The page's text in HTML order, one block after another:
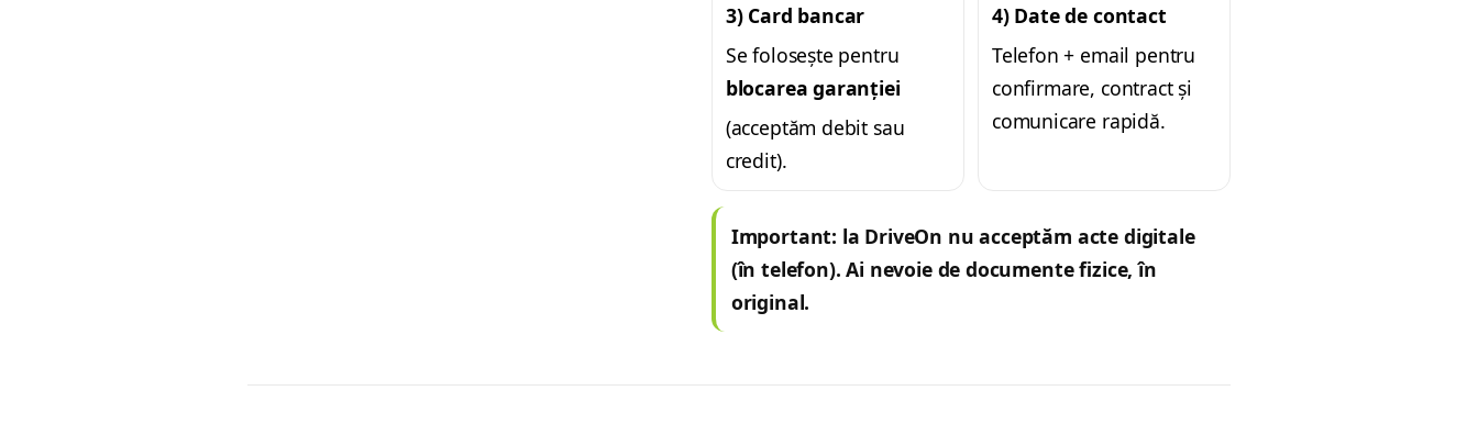
3) Card bancar
Se folosește pentru
blocarea garanției
(acceptăm debit sau
credit).
4) Date de contact
Telefon + email pentru
confirmare, contract și
comunicare rapidă.
Important: la DriveOn nu acceptăm acte digitale
(în telefon). Ai nevoie de documentefizice, în
original.